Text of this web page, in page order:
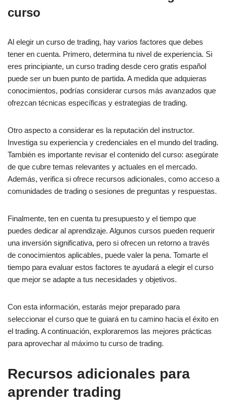
curso
Al elegir un curso de trading, hay varios factores que debes
tener en cuenta. Primero, determina tu nivel de experiencia. Si
eres principiante, un curso trading desde cero gratis español
puede ser un buen punto de partida. A medida que adquieras
conocimientos, podrías considerar cursos más avanzados que
ofrezcan técnicas específicas y estrategias de trading.
Otro aspecto a considerar es la reputación del instructor.
Investiga su experiencia y credenciales en el mundo del trading.
También es importante revisar el contenido del curso: asegúrate
de que cubre temas relevantes y actuales en el mercado.
Además, verifica si ofrece recursos adicionales, como acceso a
comunidades de trading o sesiones de preguntas y respuestas.
Finalmente, ten en cuenta tu presupuesto y el tiempo que
puedes dedicar al aprendizaje. Algunos cursos pueden requerir
una inversión significativa, pero si ofrecen un retorno a través
de conocimientos aplicables, puede valer la pena. Tomarte el
tiempo para evaluar estos factores te ayudará a elegir el curso
que mejor se adapte a tus necesidades y objetivos.
Con esta información, estarás mejor preparado para
seleccionar el curso que te guiará en tu camino hacia el éxito en
el trading. A continuación, exploraremos las mejores prácticas
para aprovechar al máximo tu curso de trading.
Recursos adicionales para
aprender trading